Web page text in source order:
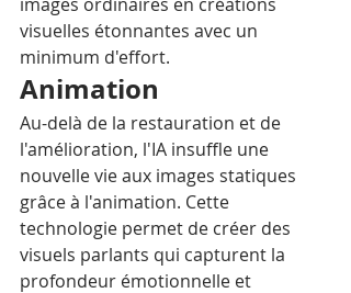
visuelles étonnantes avec un
minimum d'effort.
Animation
Au-delà de la restauration et de
l'amélioration, l'IA insuffle une
nouvelle vie aux images statiques
grâce à l'animation. Cette
technologie permet de créer des
visuels parlants qui capturent la
profondeur émotionnelle et